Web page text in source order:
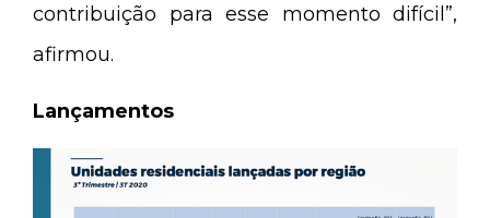
contribuição para esse momento difícil”,
afirmou.
Lançamentos